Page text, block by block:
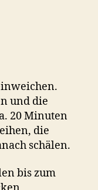
und die
20 Minuten
die
schälen.
bis zum